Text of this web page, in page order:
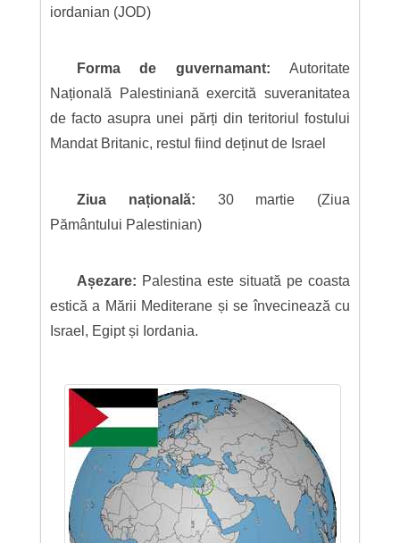
iordanian (JOD)
Forma de guvernamant:Autoritate
Națională Palestiniană exercită suveranitatea
de facto asupra unei părți din teritoriul fostului
Mandat Britanic, restul fiind deținut de Israel
Ziua națională: 30 martie (Ziua
Pământului Palestinian)
Așezare: Palestina este situată pe coasta
estică a Mării Mediterane și se învecinează cu
Israel, Egipt și Iordania.